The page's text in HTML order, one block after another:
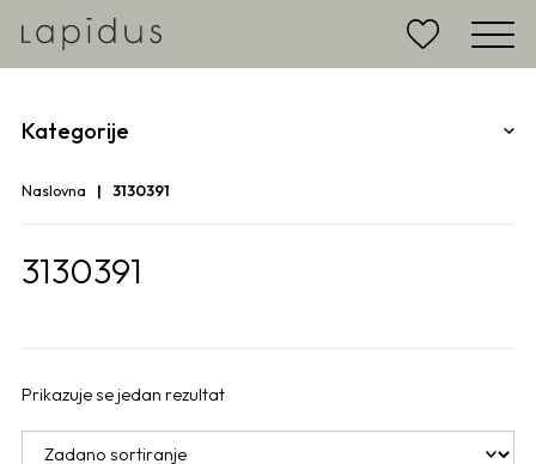
Kategorije
Naslovna 3130391
3130391
Prikazuje se jedan rezultat